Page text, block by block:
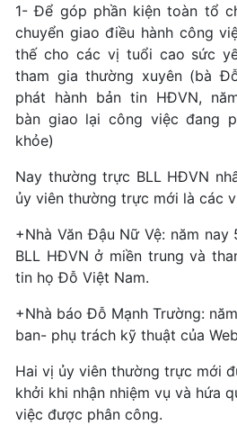
1- Để góp phần kiện toàn tổ
chuyển giao điều hành công
thế cho các vị tuổi cao sức
tham gia thường xuyên (bà
phát hành bản tin HĐVN,
bàn giao lại công việc đang
khỏe)
Nay thường trực BLL HĐVN
ủy viên thường trực mới là các
+Nhà Văn Đậu Nữ Vệ: năm
BLL HĐVN ở miền trung và
tin họ Đỗ Việt Nam.
+Nhà báo Đỗ Mạnh Trường:
ban- phụ trách kỹ thuật của
Hai vị ủy viên thường trực mới
khởi khi nhận nhiệm vụ và hứa
việc được phân công.